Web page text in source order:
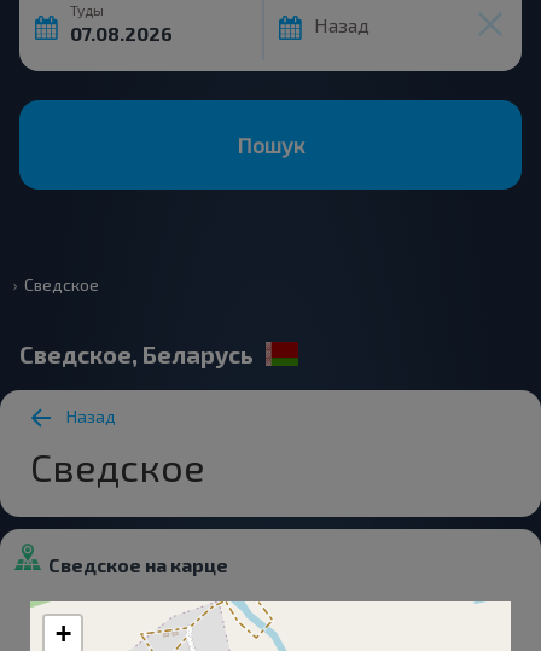
Туды
Назад
Пошук
Сведское
Сведское, Беларусь
Назад
Сведское
Сведское на карце
+